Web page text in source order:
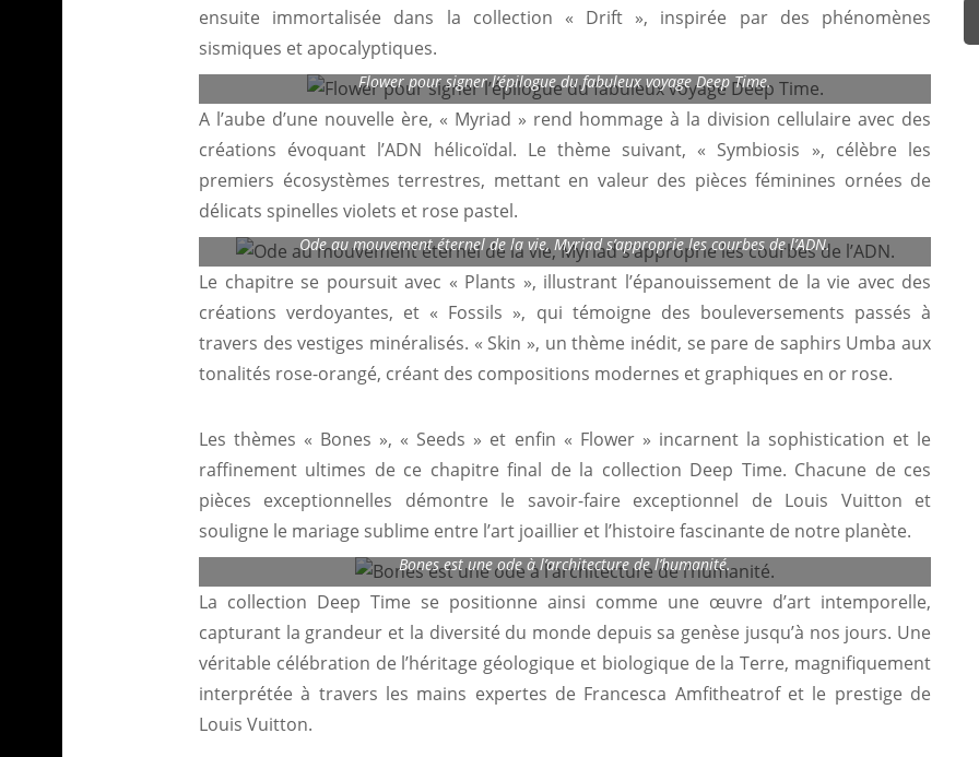
ensuite immortalisée dans la collection « Drift », inspirée par des phénomènes
sismiques et apocalyptiques.
Flower pour signer l’épilogue du fabuleux voyage Deep Time.
A l’aube d’une nouvelle ère, « Myriad » rend hommage à la division cellulaire avec des
créations évoquant l’ADN hélicoïdal. Le thème suivant, « Symbiosis », célèbre les
premiers écosystèmes terrestres, mettant en valeur des pièces féminines ornées de
délicats spinelles violets et rose pastel.
Ode au mouvement éternel de la vie, Myriad s’approprie les courbes de l’ADN.
Le chapitre se poursuit avec « Plants », illustrant l’épanouissement de la vie avec des
créations verdoyantes, et « Fossils », qui témoigne des bouleversements passés à
travers des vestiges minéralisés. « Skin », un thème inédit, se pare de saphirs Umba aux
tonalités rose-orangé, créant des compositions modernes et graphiques en or rose.
Les thèmes « Bones », « Seeds » et enfin « Flower » incarnent la sophistication et le
raffinement ultimes de ce chapitre final de la collection Deep Time. Chacune de ces
pièces exceptionnelles démontre le savoir-faire exceptionnel de Louis Vuitton et
souligne le mariage sublime entre l’art joaillier et l’histoire fascinante de notre planète.
Bones est une ode à l’architecture de l’humanité.
La collection Deep Time se positionne ainsi comme une œuvre d’art intemporelle,
capturant la grandeur et la diversité du monde depuis sa genèse jusqu’à nos jours. Une
véritable célébration de l’héritage géologique et biologique de la Terre, magnifiquement
interprétée à travers les mains expertes de Francesca Amfitheatrof et le prestige de
Louis Vuitton.